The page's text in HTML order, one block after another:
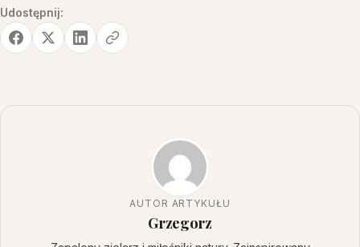
Udostępnij:
AUTOR ARTYKUŁU
Grzegorz